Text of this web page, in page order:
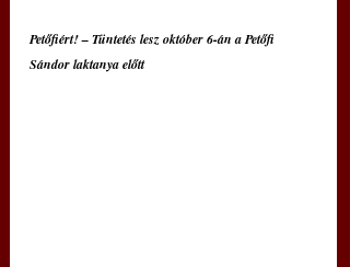
Petőfiért! – Tüntetés lesz október 6-án a Petőfi
Sándor laktanya előtt